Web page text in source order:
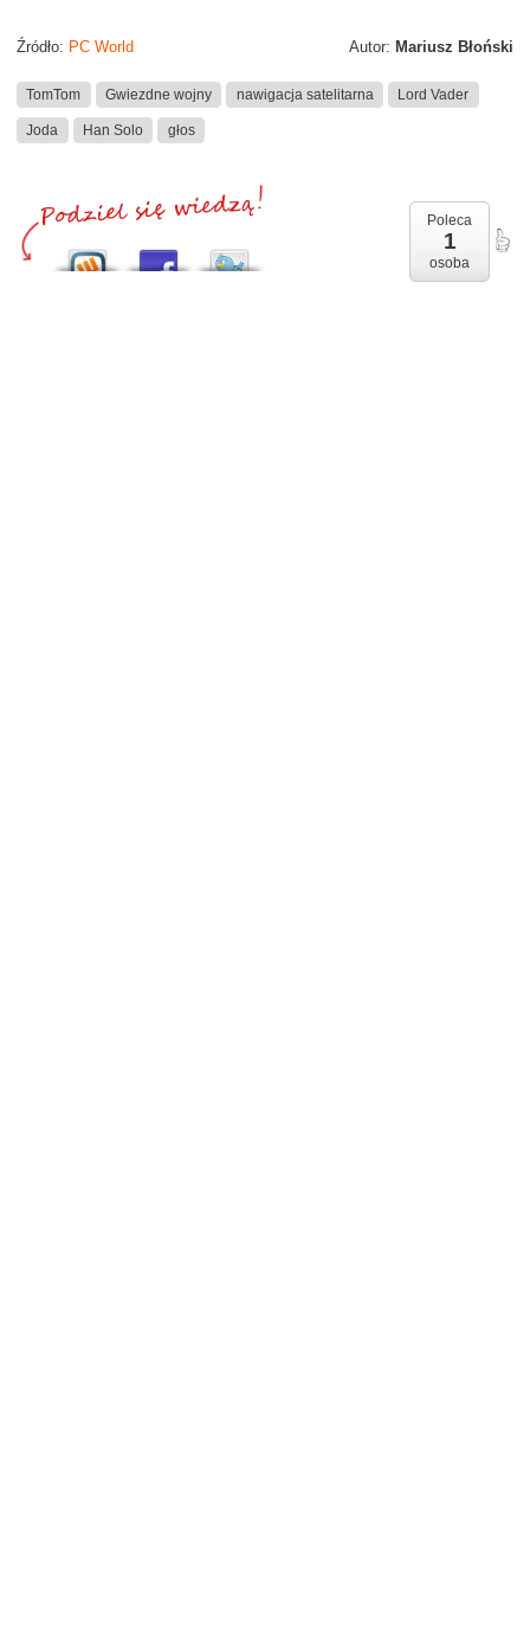
Autor: Mariusz Błoński
Źródło: PC World
TomTom Gwiezdne wojny nawigacja satelitarna Lord Vader
Joda Han Solo głos
Poleca
1
osoba